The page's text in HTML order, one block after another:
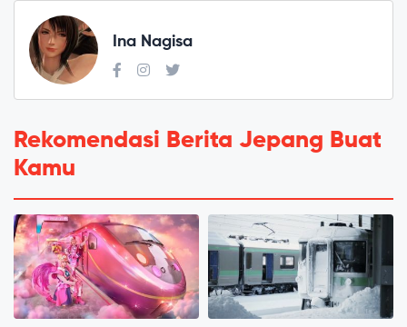
Ina Nagisa
Rekomendasi Berita Jepang Buat
Kamu